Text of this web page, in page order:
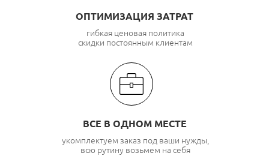
ОПТИМИЗАЦИЯ ЗАТРАТ
гибкая ценовая политика
скидки постоянным клиентам
ВСЕ В ОДНОМ МЕСТЕ
укомплектуем заказ под ваши нужды,
всю рутину возьмем на себя